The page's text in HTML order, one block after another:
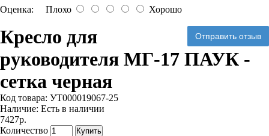
Оценка: Плохо Хорошо
Отправить отзыв
Кресло для
руководителя МГ-17 ПАУК -
сетка черная
Код товара: УТ000019067-25
Наличие: Есть в наличии
7427р.
Количество
Купить